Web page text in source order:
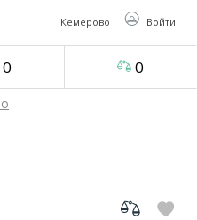
Кемерово Войти
0 0